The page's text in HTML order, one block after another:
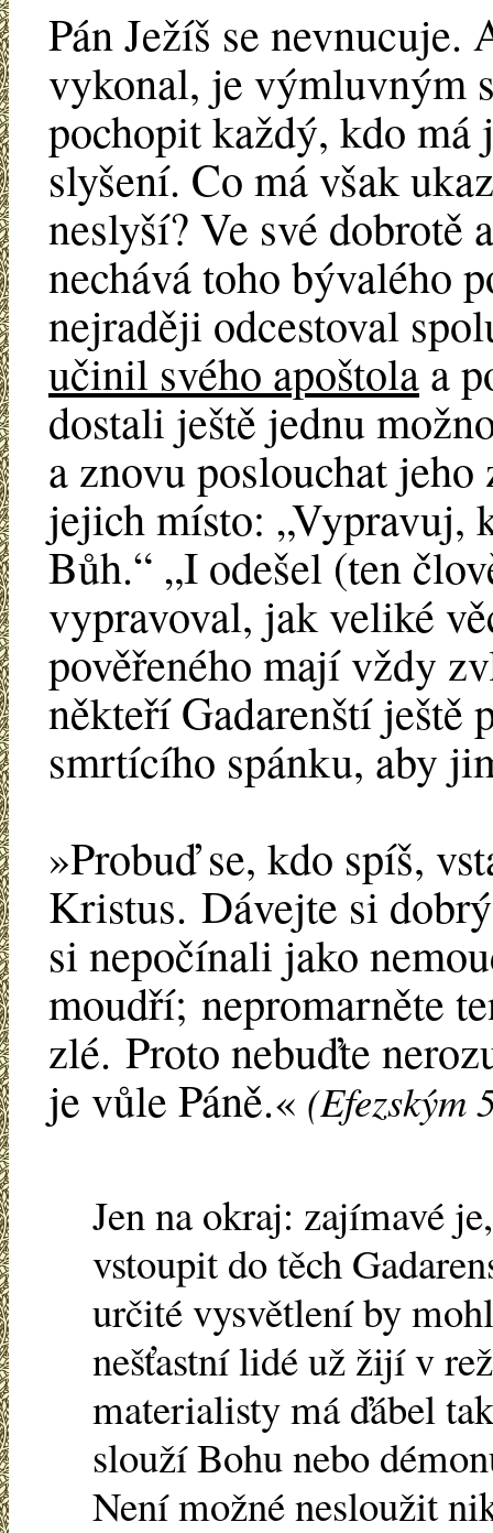
Pán Ježíš se
vykonal, je výmluvným
pochopit každý, kdo
slyšení. Co má však
neslyší? Ve své
nechává toho bývalého
nejraději odcestoval
učinil svého apoštola a
dostali ještě jednu
a znovu poslouchat
jejich místo: „Vypravuj,
Bůh.“ „I odešel (ten
vypravoval, jak veliké
pověřeného mají vždy
někteří Gadarenští ještě
smrtícího spánku, aby
»Probuď se, kdo spíš,
Kristus. Dávejte si
si nepočínali jako
moudří; nepromarněte
zlé. Proto nebuďte
je vůle Páně.« (Efezským
Jen na okraj: zajímavé
vstoupit do těch
určité vysvětlení by
nešťastní lidé už žijí v
materialisty má ďábel
slouží Bohu nebo
Není možné nesloužit